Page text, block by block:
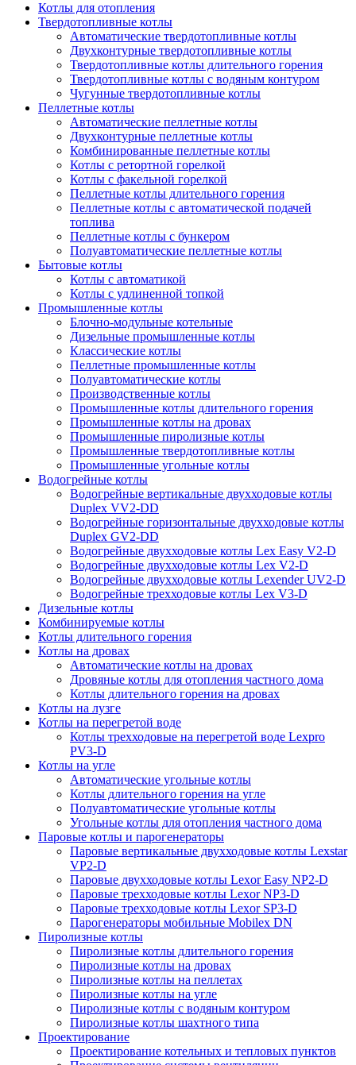
Котлы для отопления
Твердотопливные котлы
Автоматические твердотопливные котлы
Двухконтурные твердотопливные котлы
Твердотопливные котлы длительного горения
Твердотопливные котлы с водяным контуром
Чугунные твердотопливные котлы
Пеллетные котлы
Автоматические пеллетные котлы
Двухконтурные пеллетные котлы
Комбинированные пеллетные котлы
Котлы с ретортной горелкой
Котлы с факельной горелкой
Пеллетные котлы длительного горения
Пеллетные котлы с автоматической подачей
топлива
Пеллетные котлы с бункером
Полуавтоматические пеллетные котлы
Бытовые котлы
Котлы с автоматикой
Котлы с удлиненной топкой
Промышленные котлы
Блочно-модульные котельные
Дизельные промышленные котлы
Классические котлы
Пеллетные промышленные котлы
Полуавтоматические котлы
Производственные котлы
Промышленные котлы длительного горения
Промышленные котлы на дровах
Промышленные пиролизные котлы
Промышленные твердотопливные котлы
Промышленные угольные котлы
Водогрейные котлы
Водогрейные вертикальные двухходовые котлы
Duplex VV2-DD
Водогрейные горизонтальные двухходовые котлы
Duplex GV2-DD
Водогрейные двухходовые котлы Lex Easy V2-D
Водогрейные двухходовые котлы Lex V2-D
Водогрейные двухходовые котлы Lexender UV2-D
Водогрейные трехходовые котлы Lex V3-D
Дизельные котлы
Комбинируемые котлы
Котлы длительного горения
Котлы на дровах
Автоматические котлы на дровах
Дровяные котлы для отопления частного дома
Котлы длительного горения на дровах
Котлы на лузге
Котлы на перегретой воде
Котлы трехходовые на перегретой воде Lexpro
PV3-D
Котлы на угле
Автоматические угольные котлы
Котлы длительного горения на угле
Полуавтоматические угольные котлы
Угольные котлы для отопления частного дома
Паровые котлы и парогенераторы
Паровые вертикальные двухходовые котлы Lexstar
VP2-D
Паровые двухходовые котлы Lexor Easy NP2-D
Паровые трехходовые котлы Lexor NP3-D
Паровые трехходовые котлы Lexor SP3-D
Парогенераторы мобильные Mobilex DN
Пиролизные котлы
Пиролизные котлы длительного горения
Пиролизные котлы на дровах
Пиролизные котлы на пеллетах
Пиролизные котлы на угле
Пиролизные котлы с водяным контуром
Пиролизные котлы шахтного типа
Проектирование
Проектирование котельных и тепловых пунктов